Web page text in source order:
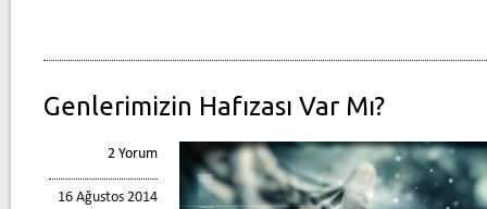
Genlerimizin Hafızası Var Mı?
2 Yorum
16 Ağustos 2014